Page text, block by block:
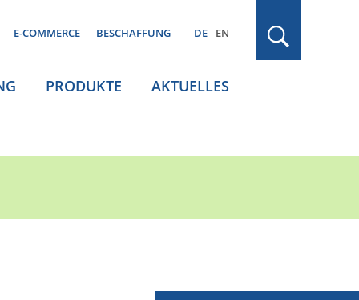
E-COMMERCE BESCHAFFUNG DE EN
PRODUKTE AKTUELLES